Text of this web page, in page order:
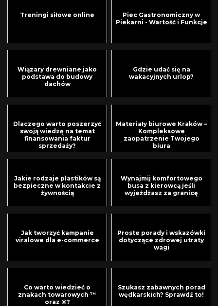
Treningi siłowe online
Piec Gastronomiczny w
Piekarni - Wartość i Funkcje
Wiązary drewniane jako
podstawa do budowy
dachów
Gdzie udać się na
wakacyjnych urlop?
Dlaczego warto poszerzyć
swoją wiedzę na temat
finansowania faktur
sprzedaży?
Materiały biurowe Kraków –
Kompleksowe
zaopatrzenie Twojego
biura
Jakie rodzaje plastików są
bezpieczne w kontakcie z
żywnością
Wynajmij komfortowego
busa z kierowcą jeśli
wyjeżdżasz za granicę
Jak tworzyć kampanie
viralowe dla e-commerce
Proste porady i wskazówki
dotyczące zdrowej utraty
wagi
Co warto wiedzieć o
znakach towarowych ™
oraz ®?
Szukasz zabawnych porad
wędkarskich? Sprawdź to!